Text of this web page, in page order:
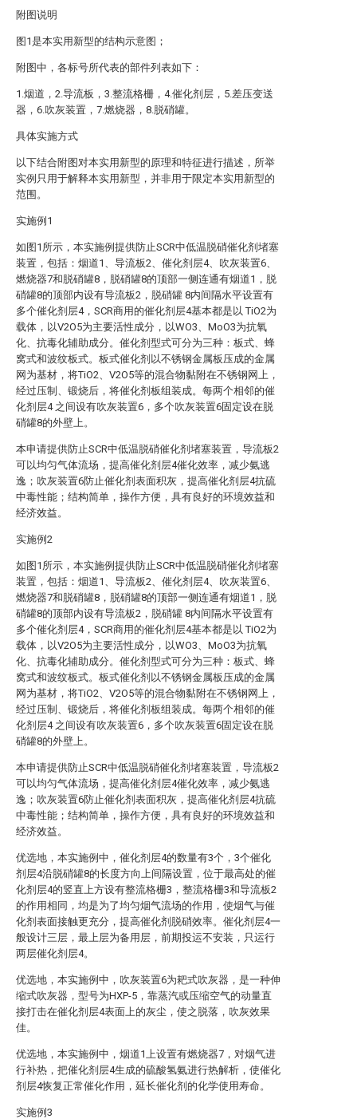
附图说明
图1是本实用新型的结构示意图；
附图中，各标号所代表的部件列表如下：
1.烟道，2.导流板，3.整流格栅，4.催化剂层，5.差压变送
器，6.吹灰装置，7.燃烧器，8.脱硝罐。
具体实施方式
以下结合附图对本实用新型的原理和特征进行描述，所举
实例只用于解释本实用新型，并非用于限定本实用新型的
范围。
实施例1
如图1所示，本实施例提供防止SCR中低温脱硝催化剂堵塞
装置，包括：烟道1、导流板2、催化剂层4、吹灰装置6、
燃烧器7和脱硝罐8，脱硝罐8的顶部一侧连通有烟道1，脱
硝罐8的顶部内设有导流板2，脱硝罐 8内间隔水平设置有
多个催化剂层4，SCR商用的催化剂层4基本都是以 TiO2为
载体，以V2O5为主要活性成分，以WO3、MoO3为抗氧
化、抗毒化辅助成分。催化剂型式可分为三种：板式、蜂
窝式和波纹板式。板式催化剂以不锈钢金属板压成的金属
网为基材，将TiO2、V2O5等的混合物黏附在不锈钢网上，
经过压制、锻烧后，将催化剂板组装成。每两个相邻的催
化剂层4 之间设有吹灰装置6，多个吹灰装置6固定设在脱
硝罐8的外壁上。
本申请提供防止SCR中低温脱硝催化剂堵塞装置，导流板2
可以均匀气体流场，提高催化剂层4催化效率，减少氨逃
逸；吹灰装置6防止催化剂表面积灰，提高催化剂层4抗硫
中毒性能；结构简单，操作方便，具有良好的环境效益和
经济效益。
实施例2
如图1所示，本实施例提供防止SCR中低温脱硝催化剂堵塞
装置，包括：烟道1、导流板2、催化剂层4、吹灰装置6、
燃烧器7和脱硝罐8，脱硝罐8的顶部一侧连通有烟道1，脱
硝罐8的顶部内设有导流板2，脱硝罐 8内间隔水平设置有
多个催化剂层4，SCR商用的催化剂层4基本都是以 TiO2为
载体，以V2O5为主要活性成分，以WO3、MoO3为抗氧
化、抗毒化辅助成分。催化剂型式可分为三种：板式、蜂
窝式和波纹板式。板式催化剂以不锈钢金属板压成的金属
网为基材，将TiO2、V2O5等的混合物黏附在不锈钢网上，
经过压制、锻烧后，将催化剂板组装成。每两个相邻的催
化剂层4 之间设有吹灰装置6，多个吹灰装置6固定设在脱
硝罐8的外壁上。
本申请提供防止SCR中低温脱硝催化剂堵塞装置，导流板2
可以均匀气体流场，提高催化剂层4催化效率，减少氨逃
逸；吹灰装置6防止催化剂表面积灰，提高催化剂层4抗硫
中毒性能；结构简单，操作方便，具有良好的环境效益和
经济效益。
优选地，本实施例中，催化剂层4的数量有3个，3个催化
剂层4沿脱硝罐8的长度方向上间隔设置，位于最高处的催
化剂层4的竖直上方设有整流格栅3，整流格栅3和导流板2
的作用相同，均是为了均匀烟气流场的作用，使烟气与催
化剂表面接触更充分，提高催化剂脱硝效率。催化剂层4一
般设计三层，最上层为备用层，前期投运不安装，只运行
两层催化剂层4。
优选地，本实施例中，吹灰装置6为耙式吹灰器，是一种伸
缩式吹灰器，型号为HXP-5，靠蒸汽或压缩空气的动量直
接打击在催化剂层4表面上的灰尘，使之脱落，吹灰效果
佳。
优选地，本实施例中，烟道1上设置有燃烧器7，对烟气进
行补热，把催化剂层4生成的硫酸氢氨进行热解析，使催化
剂层4恢复正常催化作用，延长催化剂的化学使用寿命。
实施例3